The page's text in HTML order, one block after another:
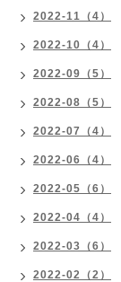
2022-11（4）
2022-10（4）
2022-09（5）
2022-08（5）
2022-07（4）
2022-06（4）
2022-05（6）
2022-04（4）
2022-03（6）
2022-02（2）